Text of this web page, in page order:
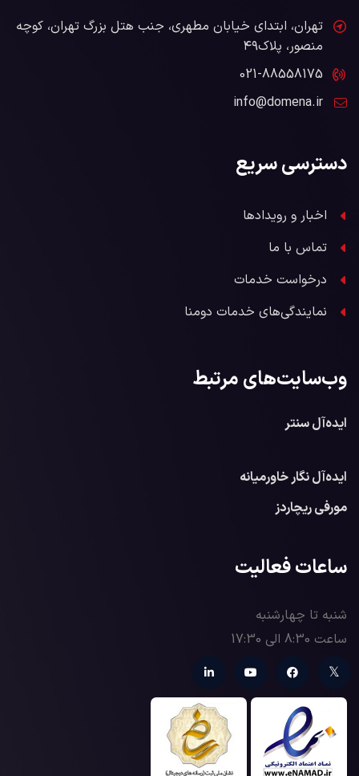
تهران، ابتدای خیابان مطهری، جنب هتل بزرگ تهران، کوچه
منصور، پلاک۴۹
021-88558175
info@domena.ir
دسترسی سریع
اخبار و رویدادها
تماس با ما
درخواست خدمات
نمایندگی‌های خدمات دومنا
وب‌سایت‌های مرتبط
ایده‌آل سنتر
ایده‌آل نگار خاورمیانه
مورفی ریچاردز
ساعات فعالیت
شنبه تا چهارشنبه
ساعت 8:30 الی 17:30